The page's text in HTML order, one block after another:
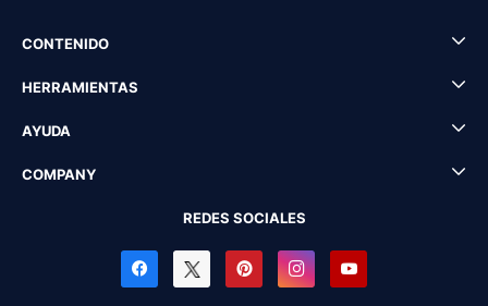
CONTENIDO
HERRAMIENTAS
AYUDA
COMPANY
REDES SOCIALES